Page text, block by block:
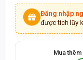
Đăng nhập
được tích lũy
Mua thêm